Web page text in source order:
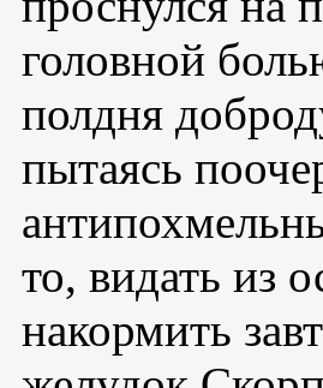
головной
полдня
пытаясь
то, видать из
накормить